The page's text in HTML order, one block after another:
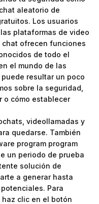
aleatorio de
Los usuarios
plataformas de video
chat ofrecen funciones
de todo el
el mundo de las
resultar un poco
sobre la seguridad,
o cómo establecer
videollamadas y
quedarse. También
program program
un periodo de prueba
solución de
a generar hasta
Para
haz clic en el botón